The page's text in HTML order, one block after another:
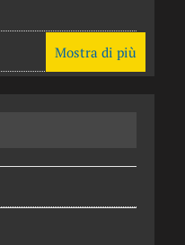
Mostra di più